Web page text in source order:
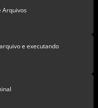
Arquivos
e executando